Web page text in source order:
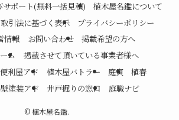
サポート(無料一括見積)
植木屋名鑑について
引法に基づく表示
プライバシーポリシー
情報 お問い合わせ
掲載希望の方へ
ム
掲載させて頂いている事業者様へ
便利屋アド 植木屋バトラー 庭寅
植春
塗装アド 井戸掘りの窓口 庭職ナビ
©植木屋名鑑.